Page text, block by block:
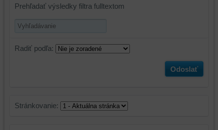
Prehľadať výsledky filtra fulltextom
Radiť podľa:
Odoslať
Stránkovanie: